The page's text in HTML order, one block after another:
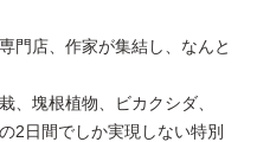
門店、作家が集結し、なんと
、塊根植物、ビカクシダ、
2日間でしか実現しない特別